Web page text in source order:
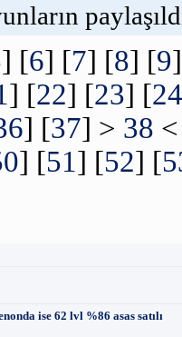
] [6] [7] [8] [9
] [22] [23] [24
] [37] > 38
] [51] [52] [
ise 62 lvl %86 asas satılı